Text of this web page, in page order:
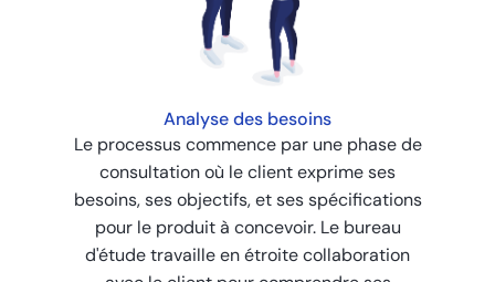
Analyse des besoins
Le processus commence par une phase de
consultation où le client exprime ses
besoins, ses objectifs, et ses spécifications
pour le produit à concevoir. Le bureau
d'étude travaille en étroite collaboration